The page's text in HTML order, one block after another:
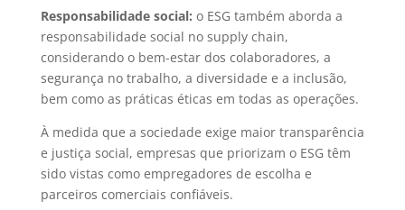
Responsabilidade social: o ESG também aborda a
responsabilidade social no supply chain,
considerando o bem-estar dos colaboradores, a
segurança no trabalho, a diversidade e a inclusão,
bem como as práticas éticas em todas as operações.
À medida que a sociedade exige maior transparência
e justiça social, empresas que priorizam o ESG têm
sido vistas como empregadores de escolha e
parceiros comerciais confiáveis.